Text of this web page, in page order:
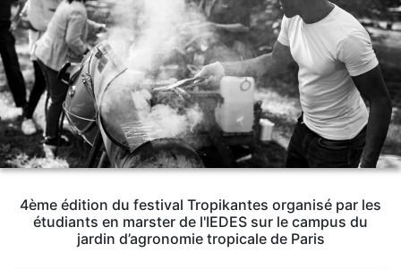
4ème édition du festival Tropikantes organisé par les
étudiants en marster de l'IEDES sur le campus du
jardin d’agronomie tropicale de Paris